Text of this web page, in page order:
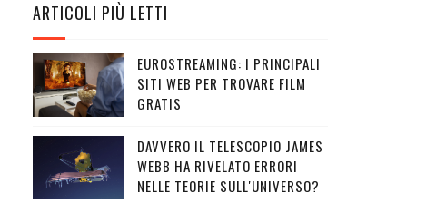
ARTICOLI PIÙ LETTI
EUROSTREAMING: I PRINCIPALI
SITI WEB PER TROVARE FILM
GRATIS
DAVVERO IL TELESCOPIO JAMES
WEBB HA RIVELATO ERRORI
NELLE TEORIE SULL'UNIVERSO?